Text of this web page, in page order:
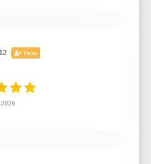
Гість